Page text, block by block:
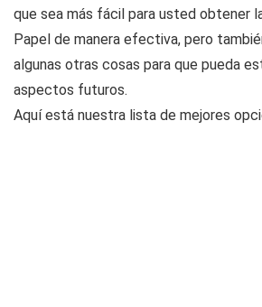
que sea más fácil para usted obtener
Papel de manera efectiva, pero
algunas otras cosas para que pueda
aspectos futuros.
Aquí está nuestra lista de mejores